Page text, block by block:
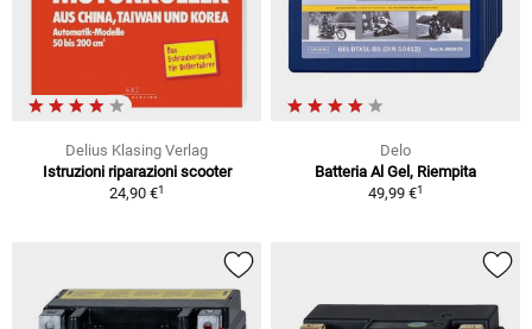
Delius Klasing Verlag
Istruzioni riparazioni scooter
24,90 €1
Delo
Batteria Al Gel, Riempita
49,99 €1